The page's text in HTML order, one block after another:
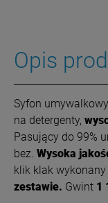
Opis
Syfon
na detergenty,
Pasujący do 99%
bez. Wysoka
klik klak wykonany
zestawie. Gwint 1